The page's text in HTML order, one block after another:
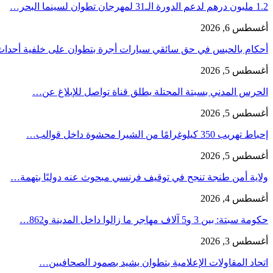
1.2 مليون درهم لدعم الدورة الـ31 لمهرجان تطوان لسينما البحر…
أغسطس 6, 2026
أحكام بالحبس في حق سائقي سيارات أجرة بتطوان على خلفية
أغسطس 5, 2026
الحرس المدني بسبتة المحتلة يطلق قناة تواصل للإبلاغ عن…
أغسطس 5, 2026
إحباط تهريب 350 كيلوغرامًا من الشيرا محشوة داخل قوالب…
أغسطس 5, 2026
ولاية أمن طنجة تنجح في توقيف فرنسي مبحوث عنه دوليًا بتهمة…
أغسطس 4, 2026
حكومة سبتة: بين 3 و5 آلاف مهاجر ما زالوا داخل المدينة و862…
أغسطس 3, 2026
اتحاد المقاولات الإعلامية بتطوان يشيد بصمود الصحافيين…